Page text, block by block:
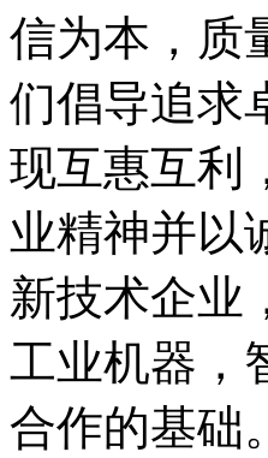
信为本，质
们倡导追求
现互惠互利
业精神并以
新技术企业
工业机器，
合作的基础